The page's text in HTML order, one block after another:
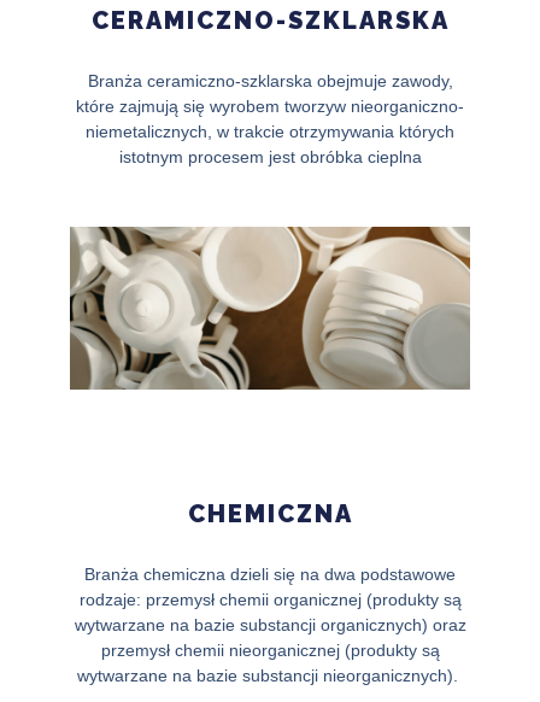
CERAMICZNO-SZKLARSKA
Branża ceramiczno-szklarska obejmuje zawody,
które zajmują się wyrobem tworzyw nieorganiczno-
niemetalicznych, w trakcie otrzymywania których
istotnym procesem jest obróbka cieplna
CHEMICZNA
Branża chemiczna dzieli się na dwa podstawowe
rodzaje: przemysł chemii organicznej (produkty są
wytwarzane na bazie substancji organicznych) oraz
przemysł chemii nieorganicznej (produkty są
wytwarzane na bazie substancji nieorganicznych).